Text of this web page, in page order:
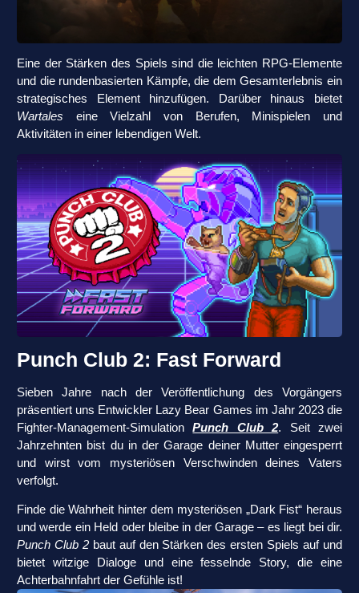
Eine der Stärken des Spiels sind die leichten RPG-Elemente
und die rundenbasierten Kämpfe, die dem Gesamterlebnis ein
strategisches Element hinzufügen. Darüber hinaus bietet
Wartales eine Vielzahl von Berufen, Minispielen und
Aktivitäten in einer lebendigen Welt.
Punch Club 2: Fast Forward
Sieben Jahre nach der Veröffentlichung des Vorgängers
präsentiert uns Entwickler Lazy Bear Games im Jahr 2023 die
Fighter-Management-SimulationPunch Club 2. Seit zwei
Jahrzehnten bist du in der Garage deiner Mutter eingesperrt
und wirst vom mysteriösen Verschwinden deines Vaters
verfolgt.
Finde die Wahrheit hinter dem mysteriösen „Dark Fist“ heraus
und werde ein Held oder bleibe in der Garage – es liegt bei dir.
Punch Club 2baut auf den Stärken des ersten Spiels auf und
bietet witzige Dialoge und eine fesselnde Story, die eine
Achterbahnfahrt der Gefühle ist!